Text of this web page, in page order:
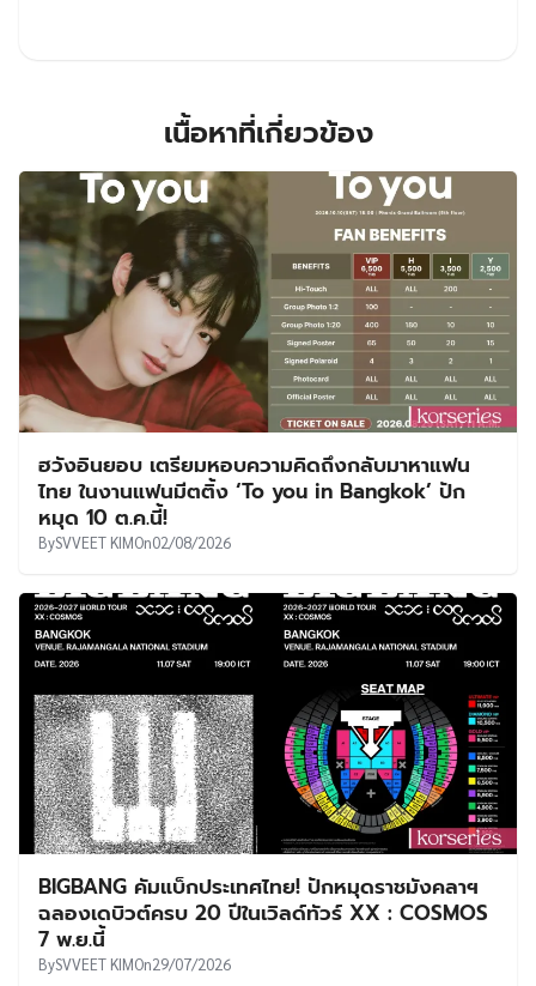
เนื้อหาที่เกี่ยวข้อง
ฮวังอินยอบ เตรียมหอบความคิดถึงกลับมาหาแฟน
ไทย ในงานแฟนมีตติ้ง ‘To you in Bangkok’ ปัก
หมุด 10 ต.ค.นี้!
BySVVEET KIMOn02/08/2026
BIGBANG คัมแบ็กประเทศไทย! ปักหมุดราชมังคลาฯ
ฉลองเดบิวต์ครบ 20 ปีในเวิลด์ทัวร์ XX : COSMOS
7 พ.ย.นี้
BySVVEET KIMOn29/07/2026